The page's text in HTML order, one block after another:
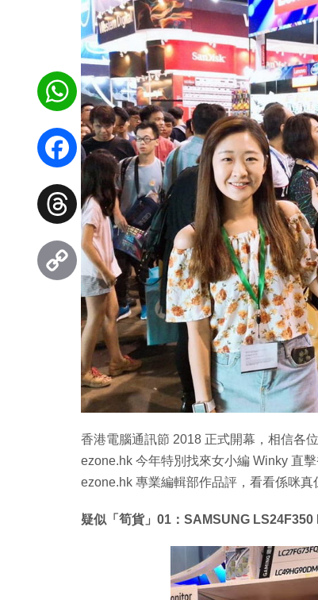
香港電腦通訊節 2018 正式開幕，相信各
ezone.hk 今年特別找來女小編 Winky 直
ezone.hk 專業編輯部作品評，看看係咪真
疑似「筍貨」01：SAMSUNG
WhatsApp
Facebook
Threads
Copy
Link